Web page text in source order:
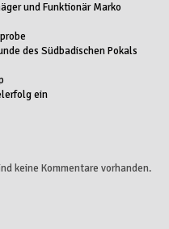
und Funktionär Marko
des Südbadischen Pokals
ein
keine Kommentare vorhanden.